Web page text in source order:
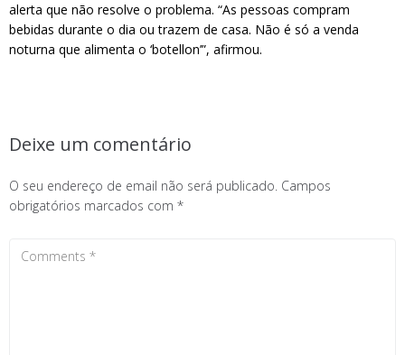
alerta que não resolve o problema. “As pessoas compram
bebidas durante o dia ou trazem de casa. Não é só a venda
noturna que alimenta o ‘botellon’”, afirmou.
Deixe um comentário
O seu endereço de email não será publicado. Campos
obrigatórios marcados com *